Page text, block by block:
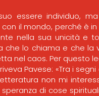
essere individuo,
il mondo, perché è
nella sua unicità e
lo chiama e che la
nel caos. Per questo
Pavese: «Tra i
non mi
di cose